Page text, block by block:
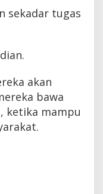
sekadar tugas
akan
bawa
ketika mampu